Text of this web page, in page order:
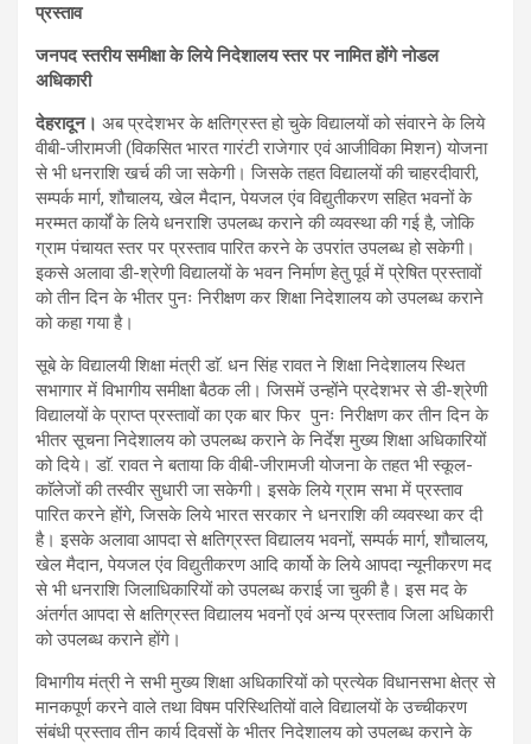
प्रस्ताव
जनपद स्तरीय समीक्षा के लिये निदेशालय स्तर पर नामित होंगे नोडल
अधिकारी
देहरादून। अब प्रदेशभर के क्षतिग्रस्त हो चुके विद्यालयों को संवारने के लिये
वीबी-जीरामजी (विकसित भारत गारंटी राजेगार एवं आजीविका मिशन) योजना
से भी धनराशि खर्च की जा सकेगी। जिसके तहत विद्यालयों की चाहरदीवारी,
सम्पर्क मार्ग, शौचालय, खेल मैदान, पेयजल एंव विद्युतीकरण सहित भवनों के
मरम्मत कार्यों के लिये धनराशि उपलब्ध कराने की व्यवस्था की गई है, जोकि
ग्राम पंचायत स्तर पर प्रस्ताव पारित करने के उपरांत उपलब्ध हो सकेगी।
इकसे अलावा डी-श्रेणी विद्यालयों के भवन निर्माण हेतु पूर्व में प्रेषित प्रस्तावों
को तीन दिन के भीतर पुनः निरीक्षण कर शिक्षा निदेशालय को उपलब्ध कराने
को कहा गया है।
सूबे के विद्यालयी शिक्षा मंत्री डाॅ. धन सिंह रावत ने शिक्षा निदेशालय स्थित
सभागार में विभागीय समीक्षा बैठक ली। जिसमें उन्होंने प्रदेशभर से डी-श्रेणी
विद्यालयों के प्राप्त प्रस्तावों का एक बार फिर पुनः निरीक्षण कर तीन दिन के
भीतर सूचना निदेशालय को उपलब्ध कराने के निर्देश मुख्य शिक्षा अधिकारियों
को दिये। डाॅ. रावत ने बताया कि वीबी-जीरामजी योजना के तहत भी स्कूल-
काॅलेजों की तस्वीर सुधारी जा सकेगी। इसके लिये ग्राम सभा में प्रस्ताव
पारित करने होंगे, जिसके लिये भारत सरकार ने धनराशि की व्यवस्था कर दी
है। इसके अलावा आपदा से क्षतिग्रस्त विद्यालय भवनों, सम्पर्क मार्ग, शौचालय,
खेल मैदान, पेयजल एंव विद्युतीकरण आदि कार्यो के लिये आपदा न्यूनीकरण मद
से भी धनराशि जिलाधिकारियों को उपलब्ध कराई जा चुकी है। इस मद के
अंतर्गत आपदा से क्षतिग्रस्त विद्यालय भवनों एवं अन्य प्रस्ताव जिला अधिकारी
को उपलब्ध कराने होंगे।
विभागीय मंत्री ने सभी मुख्य शिक्षा अधिकारियों को प्रत्येक विधानसभा क्षेत्र से
मानकपूर्ण करने वाले तथा विषम परिस्थितियों वाले विद्यालयों के उच्चीकरण
संबंधी प्रस्ताव तीन कार्य दिवसों के भीतर निदेशालय को उपलब्ध कराने के